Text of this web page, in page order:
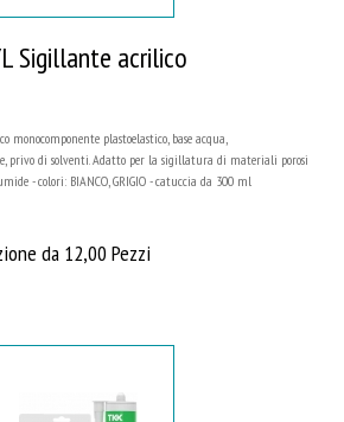
Sigillante acrilico
monocomponente plastoelastico, base acqua,
privo di solventi. Adatto per la sigillatura di materiali porosi
- colori: BIANCO, GRIGIO - catuccia da 300 ml
da 12,00 Pezzi